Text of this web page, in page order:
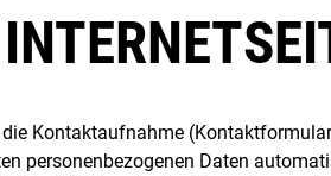
Kontaktaufnahme
personenbezogenen Daten